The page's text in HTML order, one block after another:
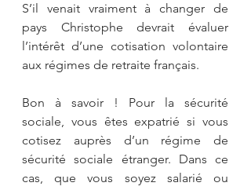
S’il venait vraiment à changer de
pays Christophe devrait évaluer
l’intérêt d’une cotisation volontaire
aux régimes de retraite français.
Bon à savoir ! Pour la sécurité
sociale, vous êtes expatrié si vous
cotisez auprès d’un régime de
sécurité sociale étranger. Dans ce
cas, que vous soyez salarié ou